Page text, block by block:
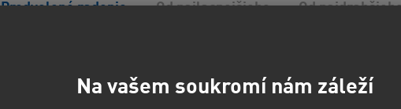
Predvolené radenie Od najlacnejšieho Od
Novinka
Na vašem soukromí nám záleží